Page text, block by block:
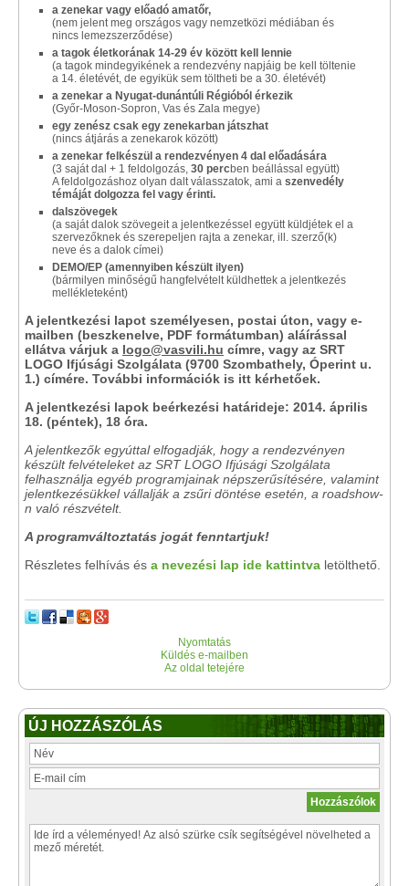
a zenekar vagy előadó amatőr,
(nem jelent meg országos vagy nemzetközi médiában és
nincs lemezszerződése)
a tagok életkorának 14-29 év között kell lennie
(a tagok mindegyikének a rendezvény napjáig be kell töltenie
a 14. életévét, de egyikük sem töltheti be a 30. életévét)
a zenekar a Nyugat-dunántúli Régióból érkezik
(Győr-Moson-Sopron, Vas és Zala megye)
egy zenész csak egy zenekarban játszhat
(nincs átjárás a zenekarok között)
a zenekar felkészül a rendezvényen 4 dal előadására
(3 saját dal + 1 feldolgozás, 30 percben beállással együtt)
A feldolgozáshoz olyan dalt válasszatok, ami a szenvedély
témáját dolgozza fel vagy érinti.
dalszövegek
(a saját dalok szövegeit a jelentkezéssel együtt küldjétek el a
szervezőknek és szerepeljen rajta a zenekar, ill. szerző(k)
neve és a dalok címei)
DEMO/EP (amennyiben készült ilyen)
(bármilyen minőségű hangfelvételt küldhettek a jelentkezés
mellékleteként)
A jelentkezési lapot személyesen, postai úton, vagy e-
mailben (beszkenelve, PDF formátumban) aláírással
ellátva várjuk a logo@vasvili.hu címre, vagy az SRT
LOGO Ifjúsági Szolgálata (9700 Szombathely, Óperint u.
1.) címére. További információk is itt kérhetőek.
A jelentkezési lapok beérkezési határideje: 2014. április
18. (péntek), 18 óra.
A jelentkezők egyúttal elfogadják, hogy a rendezvényen
készült felvételeket az SRT LOGO Ifjúsági Szolgálata
felhasználja egyéb programjainak népszerűsítésére, valamint
jelentkezésükkel vállalják a zsűri döntése esetén, a roadshow-
n való részvételt.
A programváltoztatás jogát fenntartjuk!
Részletes felhívás és a nevezési lap ide kattintva letölthető.
Nyomtatás
Küldés e-mailben
Az oldal tetejére
ÚJ HOZZÁSZÓLÁS